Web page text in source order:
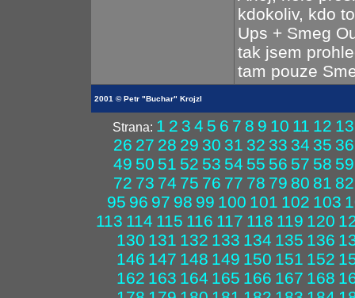
kdokoliv, kdo
Ups + Smeg
tak jsem
tam pouze
2001 © Petr "Buchar" Krojzl
Strana: 1 2 3 4 5 6 7 8 9 10 11 12 13
26 27 28 29 30 31 32 33 34 35 36
49 50 51 52 53 54 55 56 57 58 59
72 73 74 75 76 77 78 79 80 81 82
95 96 97 98 99 100 101 102 103
113 114 115 116 117 118 119 120
130 131 132 133 134 135 136
146 147 148 149 150 151 152
162 163 164 165 166 167 168